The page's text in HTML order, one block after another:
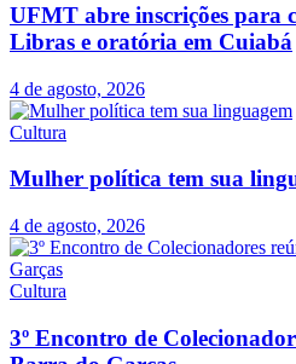
UFMT abre inscrições para
Libras e oratória em Cuiabá
4 de agosto, 2026
Cultura
Mulher política tem sua
4 de agosto, 2026
Cultura
3º Encontro de